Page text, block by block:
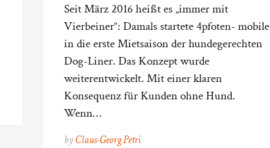
Seit März 2016 heißt es „immer mit
Vierbeiner“: Damals startete 4pfoten- mobile
in die erste Mietsaison der hundegerechten
Dog-Liner. Das Konzept wurde
weiterentwickelt. Mit einer klaren
Konsequenz für Kunden ohne Hund.
Wenn…
byClaus-Georg Petri